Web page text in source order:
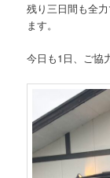
残り三日間も全
ます。
今日も1日、ご協